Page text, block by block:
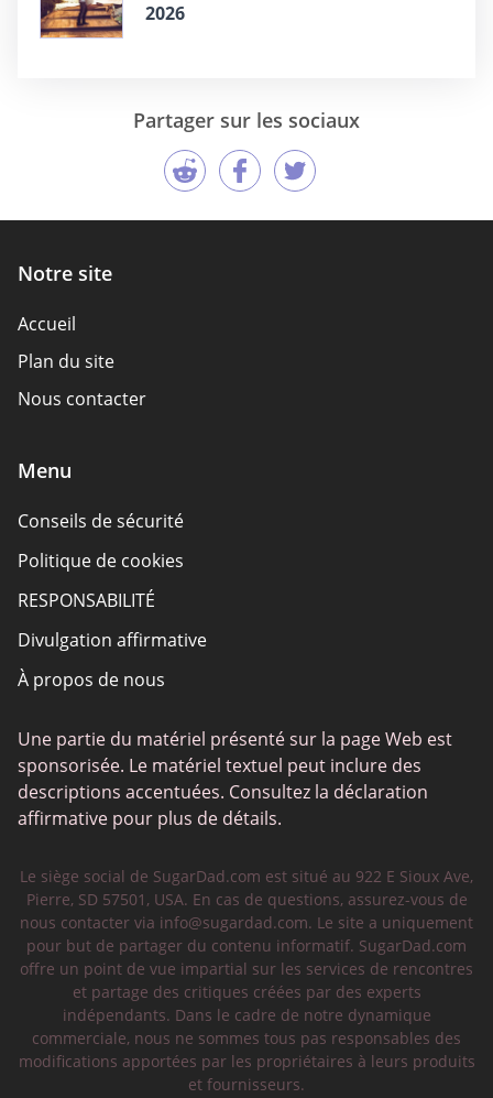
2026
Partager sur les sociaux
Notre site
Accueil
Plan du site
Nous contacter
Menu
Conseils de sécurité
Politique de cookies
RESPONSABILITÉ
Divulgation affirmative
À propos de nous
Une partie du matériel présenté sur la page Web est
sponsorisée. Le matériel textuel peut inclure des
descriptions accentuées. Consultez la déclaration
affirmative pour plus de détails.
Le siège social de SugarDad.com est situé au 922 E Sioux Ave,
Pierre, SD 57501, USA. En cas de questions, assurez-vous de
nous contacter via info@sugardad.com. Le site a uniquement
pour but de partager du contenu informatif. SugarDad.com
offre un point de vue impartial sur les services de rencontres
et partage des critiques créées par des experts
indépendants. Dans le cadre de notre dynamique
commerciale, nous ne sommes tous pas responsables des
modifications apportées par les propriétaires à leurs produits
et fournisseurs.